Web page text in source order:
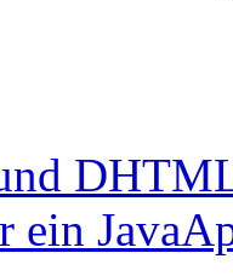
ein